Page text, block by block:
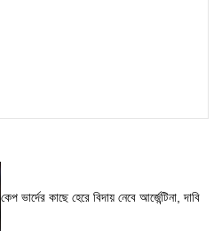
কেপ ভার্দের কাছে হেরে বিদায় নেবে আর্জেন্টিনা, দাবি